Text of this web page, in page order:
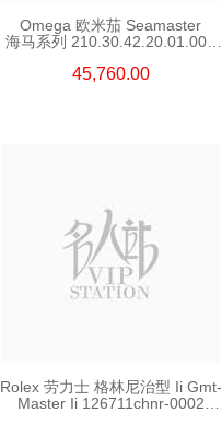
Omega 欧米茄 Seamaster
海马系列 210.30.42.20.01.002
45,760.00
Rolex 劳力士 格林尼治型 Ii Gmt-
Master Ii 126711chnr-0002